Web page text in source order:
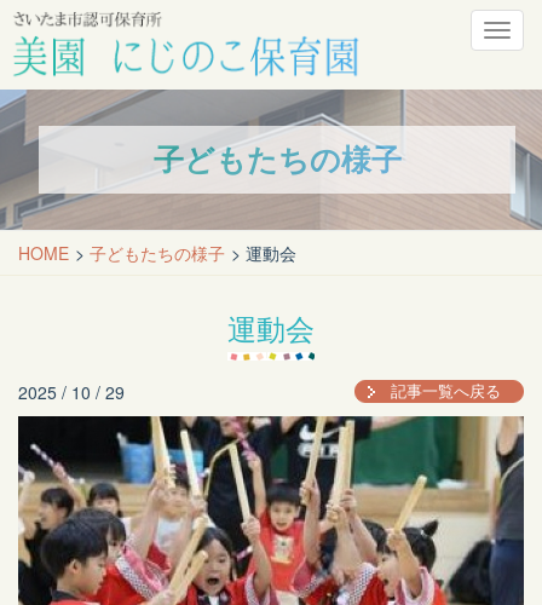
メ
ニ
子どもたちの様子
HOME 子どもたちの様子 運動会
運動会
記事一覧へ戻る
2025 / 10 / 29